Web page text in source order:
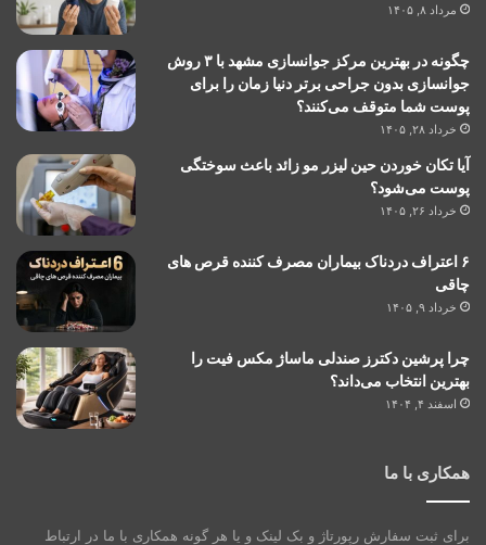
مرداد ۸, ۱۴۰۵
چگونه در بهترین مرکز جوانسازی مشهد با ۳ روش
جوانسازی بدون جراحی برتر دنیا زمان را برای
پوست شما متوقف می‌کنند؟
خرداد ۲۸, ۱۴۰۵
آیا تکان خوردن حین لیزر مو زائد باعث سوختگی
پوست می‌شود؟
خرداد ۲۶, ۱۴۰۵
۶ اعتراف دردناک بیماران مصرف کننده قرص های
چاقی
خرداد ۹, ۱۴۰۵
چرا پرشین دکترز صندلی ماساژ مکس فیت را
بهترین انتخاب می‌داند؟
اسفند ۴, ۱۴۰۴
همکاری با ما
برای ثبت سفارش رپورتاژ و بک لینک و یا هر گونه همکاری با ما در ارتباط